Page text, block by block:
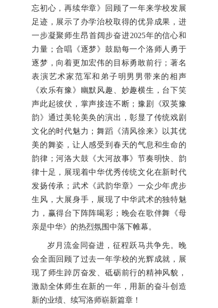
忘初心，再续华章》回顾了一年来学校发展
足迹，展示了办学治校取得的优异成果，进
一步凝聚师生昂首阔步奋进2025年的信心和
力量；合唱《逐梦》鼓励每一个洛师人勇于
逐梦，向着更加宏伟的目标勇敢前行；著名
表演艺术家范军和弟子明男男带来的相声
《欢乐有豫》幽默风趣、妙趣横生，台下笑
声此起彼伏，掌声接连不断；豫剧《双英豫
韵》通过美轮美奂的演出，彰显了传统戏剧
文化的时代魅力；舞蹈《清风徐来》以其优
美的舞姿，让人感受到春天的气息和生命的
韵律；河洛大鼓《大河故事》节奏明快、韵
律十足，展现着中华优秀传统文化在新时代
发扬传承；武术《武韵华章》一众少年虎步
生风，大展身手，展现了中华武术的独特魅
力，赢得台下阵阵喝彩；晚会在歌伴舞《母
亲是中华》的热烈氛围中落下帷幕。
岁月流金同奋进，征程跃马共争先。晚
会全面回顾了过去一年学校的光辉成就，展
现了师生踔厉奋发、砥砺前行的精神风貌，
激励全体师生在新的一年，用新的奋斗创造
新的业绩、续写洛师崭新篇章！